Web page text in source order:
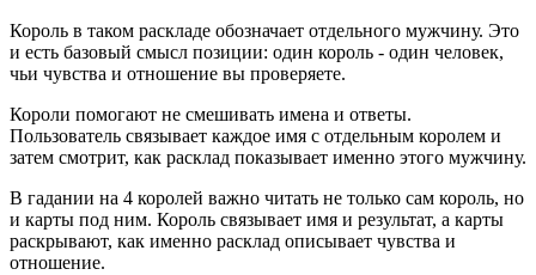
Король в таком раскладе обозначает отдельного мужчину. Это
и есть базовый смысл позиции: один король - один человек,
чьи чувства и отношение вы проверяете.
Короли помогают не смешивать имена и ответы.
Пользователь связывает каждое имя с отдельным королем и
затем смотрит, как расклад показывает именно этого мужчину.
В гадании на 4 королей важно читать не только сам король, но
и карты под ним. Король связывает имя и результат, а карты
раскрывают, как именно расклад описывает чувства и
отношение.